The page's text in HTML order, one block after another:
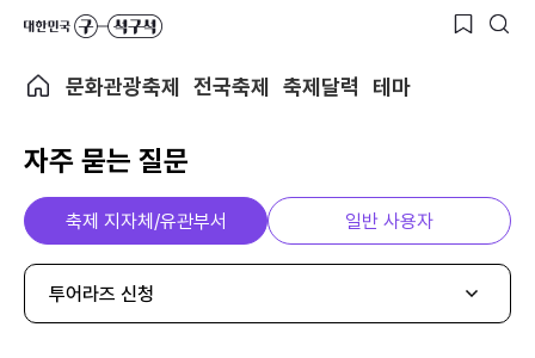
문화관광축제 전국축제 축제달력 테마
자주 묻는 질문
축제 지자체/유관부서 일반 사용자
투어라즈 신청